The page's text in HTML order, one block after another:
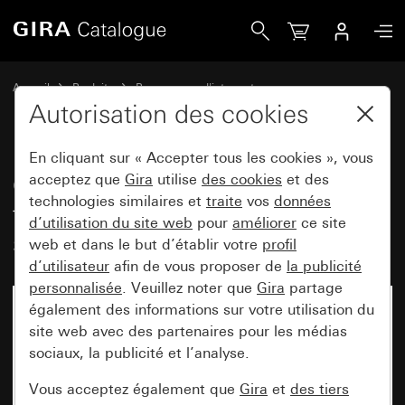
Accueil Produits
Programmes d'interrupteurs
Gira E3 (System 55)
Cadre de finition Gira E3
Cadre de finition Gira E3 Soft
touch umbra avec cadre de
support anthracite
Autorisation des cookies
En cliquant sur « Accepter tous les cookies », vous
acceptez que Gira utilise des cookies et des
technologies similaires et traite vos données
d’utilisation du site web pour améliorer ce site
web et dans le but d’établir votre profil
d’utilisateur afin de vous proposer de la publicité
personnalisée. Veuillez noter que Gira partage
également des informations sur votre utilisation du
site web avec des partenaires pour les médias
sociaux, la publicité et l’analyse.
Vous acceptez également que Gira et des tiers